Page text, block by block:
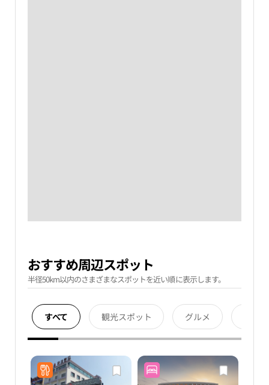
おすすめ周辺スポット
半径50km以内のさまざまなスポットを近い順に表示します。
すべて 観光スポット グルメ